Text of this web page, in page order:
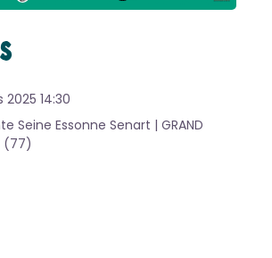
2025 14:30
Seine Essonne Senart | GRAND
(77)